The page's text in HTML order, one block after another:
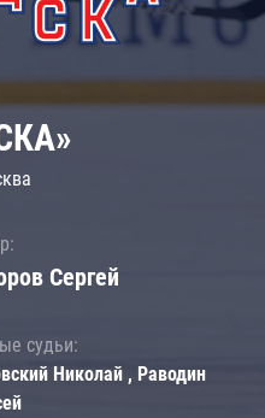
Сергей
судьи:
Николай , Раводин